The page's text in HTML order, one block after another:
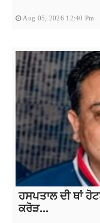
Aug 05, 2026 12:40 Pm
ਹਸਪਤਾਲ ਦੀ ਥਾਂ
ਕਰੋੜ...